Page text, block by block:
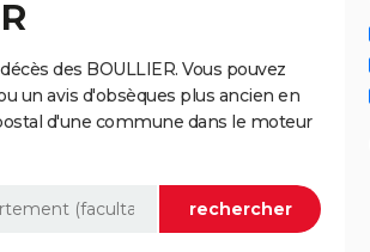
des BOULLIER. Vous pouvez
un avis d'obsèques plus ancien en
d'une commune dans le moteur